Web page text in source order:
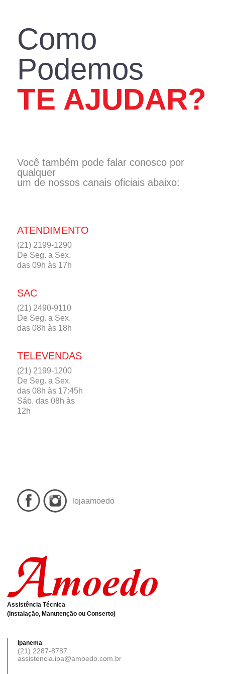
Como
Podemos
TE AJUDAR?
Você também pode falar conosco por
qualquer
um de nossos canais oficiais abaixo:
ATENDIMENTO
(21) 2199-1290
De Seg. a Sex.
das 09h às 17h
SAC
(21) 2490-9110
De Seg. a Sex.
das 08h às 18h
TELEVENDAS
(21) 2199-1200
De Seg. a Sex.
das 08h às 17:45h
Sáb. das 08h às
12h
lojaamoedo
Assistência Técnica
(Instalação, Manutenção ou Conserto)
Ipanema
(21) 2287-8787
assistencia.ipa@amoedo.com.br